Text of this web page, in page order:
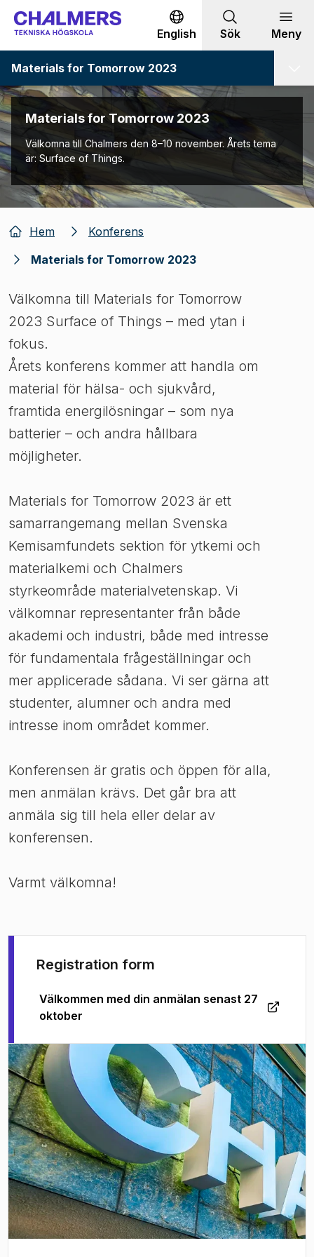
Gå till innehållet
English Sök Meny
Materials for Tomorrow 2023
Materials for Tomorrow 2023
Välkomna till Chalmers den 8–10 november. Årets tema
är: Surface of Things.
Hem
Konferens
Materials for Tomorrow 2023
Välkomna till Materials for Tomorrow
2023 Surface of Things – med ytan i
fokus.
Årets konferens kommer att handla om
material för hälsa- och sjukvård,
framtida energilösningar – som nya
batterier – och andra hållbara
möjligheter.
Materials for Tomorrow 2023 är ett
samarrangemang mellan Svenska
Kemisamfundets sektion för ytkemi och
materialkemi och Chalmers
styrkeområde materialvetenskap. Vi
välkomnar representanter från både
akademi och industri, både med intresse
för fundamentala frågeställningar och
mer applicerade sådana. Vi ser gärna att
studenter, alumner och andra med
intresse inom området kommer.
Konferensen är gratis och öppen för alla,
men anmälan krävs. Det går bra att
anmäla sig till hela eller delar av
konferensen.
Varmt välkomna!
Registration form
Välkommen med din anmälan senast 27
oktober
(Öppnas i ny flik